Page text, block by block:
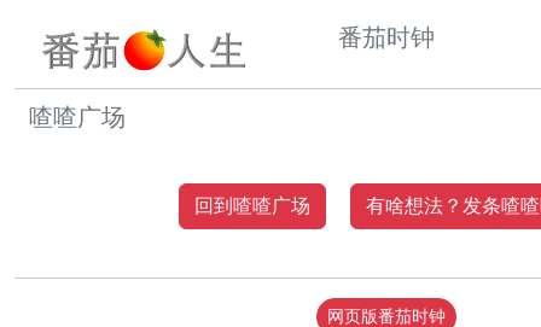
番茄时钟
喳喳广场
回到喳喳广场 有啥想法？发条喳
网页版番茄时钟